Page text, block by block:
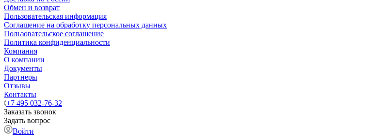
Обмен и возврат
Пользовательская информация
Соглашение на обработку персональных данных
Пользовательское соглашение
Политика конфиденциальности
Компания
О компании
Документы
Партнеры
Отзывы
Контакты
+7 495 032-76-32
Заказать звонок
Задать вопрос
Войти